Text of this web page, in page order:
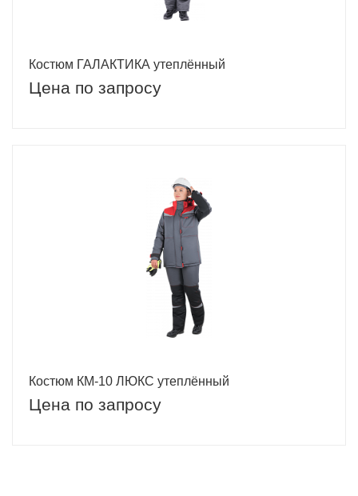
Костюм ГАЛАКТИКА утеплённый
Цена по запросу
Костюм КМ-10 ЛЮКС утеплённый
Цена по запросу